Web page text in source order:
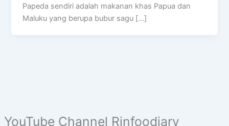
YouTube Channel Rinfoodiary
Papeda sendiri adalah makanan khas Papua dan
Maluku yang berupa bubur sagu […]